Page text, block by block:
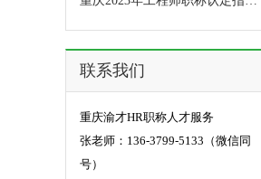
联系我们
重庆渝才HR职称人才服务
张老师：136-3799-5133（微信同
号）